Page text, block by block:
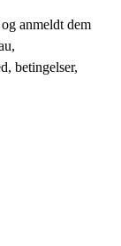
anmeldt dem
betingelser,